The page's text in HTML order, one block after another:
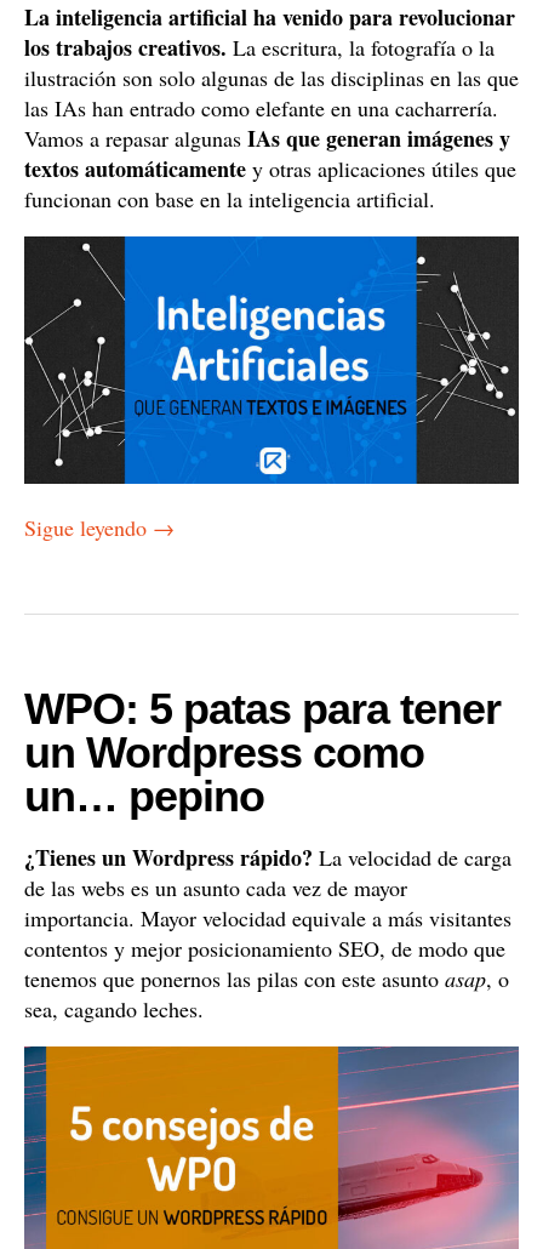
La inteligencia artificial ha venido para revolucionar
los trabajos creativos. La escritura, la fotografía o la
ilustración son solo algunas de las disciplinas en las que
las IAs han entrado como elefante en una cacharrería.
Vamos a repasar algunas IAs que generan imágenes y
textos automáticamente y otras aplicaciones útiles que
funcionan con base en la inteligencia artificial.
Sigue leyendo →
WPO: 5 patas para tener
un Wordpress como
un… pepino
¿Tienes un Wordpress rápido? La velocidad de carga
de las webs es un asunto cada vez de mayor
importancia. Mayor velocidad equivale a más visitantes
contentos y mejor posicionamiento SEO, de modo que
tenemos que ponernos las pilas con este asunto asap, o
sea, cagando leches.